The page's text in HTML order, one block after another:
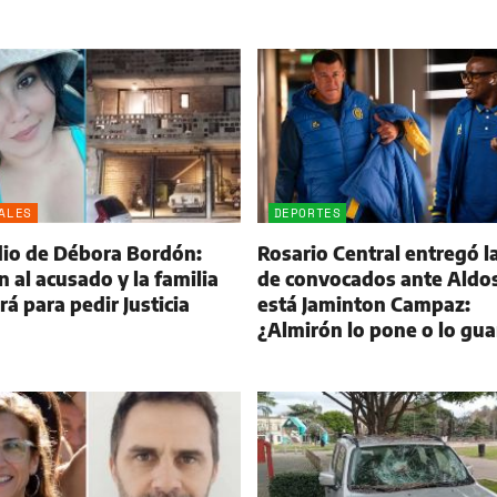
de Débora Bordón:
al acusado y la familia
para pedir Justicia
DEPORTES
Rosario Central entregó
de convocados ante
está Jaminton Campaz:
¿Almirón lo pone o lo